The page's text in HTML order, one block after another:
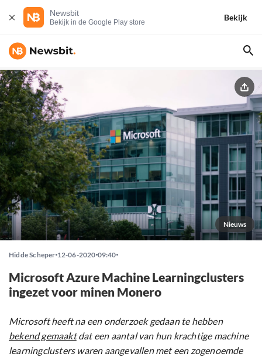
Newsbit
Bekijk in de Google Play store
Bekijk
Nieuws
Hidde Scheper 12-06-2020 09:40
Microsoft Azure Machine Learningclusters
ingezet voor minen Monero
Microsoft heeft na een onderzoek gedaan te hebben
bekend gemaaktdat een aantal van hun krachtige machine
learningclusters waren aangevallen met een zogenoemde